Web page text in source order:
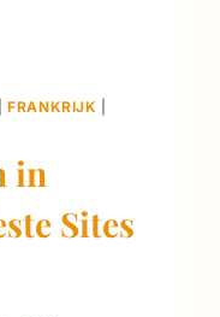
|FRANKRIJK
in
Sites